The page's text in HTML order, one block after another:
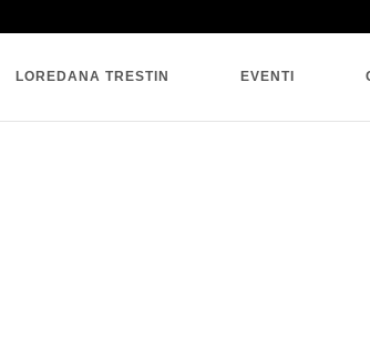
LOREDANA TRESTIN EVENTI
SINGLE